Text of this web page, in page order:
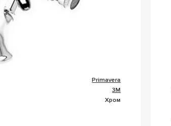
Primavera
3M
Хром